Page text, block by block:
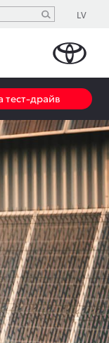
LV
тест-драйв